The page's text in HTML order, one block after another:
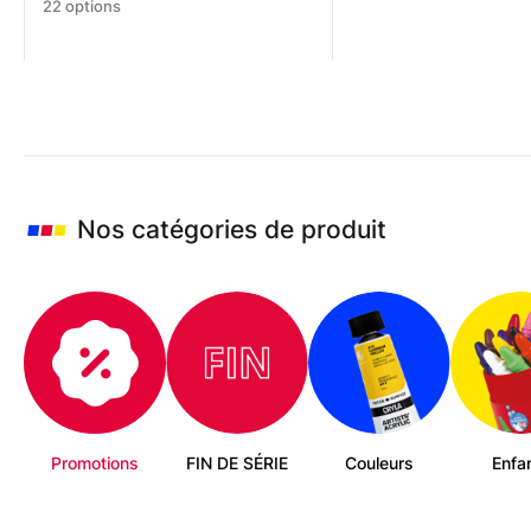
choisies
sur
page
du
produit
22 options
Nos catégories de produit
Promotions FIN DE SÉRIE Couleurs